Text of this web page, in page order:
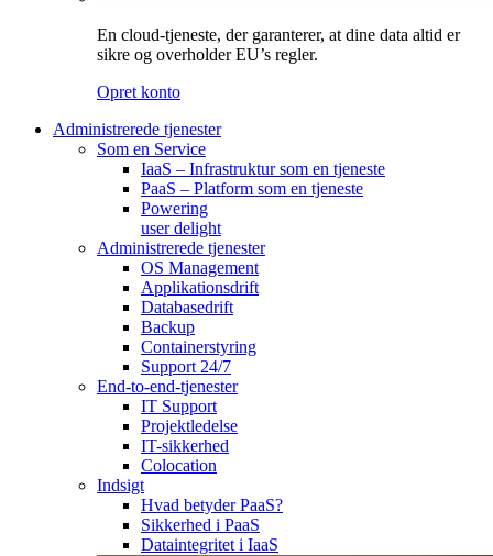
En cloud-tjeneste, der garanterer, at dine data altid er
sikre og overholder EU’s regler.
Opret konto
Administrerede tjenester
Som en Service
IaaS – Infrastruktur som en tjeneste
PaaS – Platform som en tjeneste
Powering
user delight
Administrerede tjenester
OS Management
Applikationsdrift
Databasedrift
Backup
Containerstyring
Support 24/7
End-to-end-tjenester
IT Support
Projektledelse
IT-sikkerhed
Colocation
Indsigt
Hvad betyder PaaS?
Sikkerhed i PaaS
Dataintegritet i IaaS